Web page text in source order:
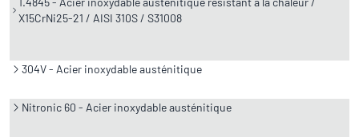
X15CrNi25-21 / AISI 310S / S31008
304V - Acier inoxydable austénitique
Nitronic 60 - Acier inoxydable austénitique